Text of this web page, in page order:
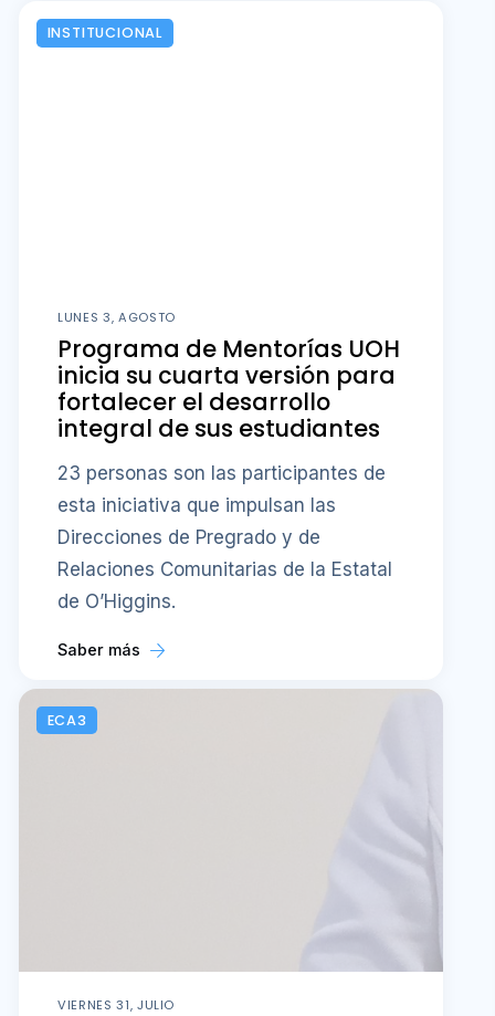
INSTITUCIONAL
LUNES 3, AGOSTO
Programa de Mentorías UOH
inicia su cuarta versión para
fortalecer el desarrollo
integral de sus estudiantes
23 personas son las participantes de
esta iniciativa que impulsan las
Direcciones de Pregrado y de
Relaciones Comunitarias de la Estatal
de O’Higgins.
Saber más
ECA3
VIERNES 31, JULIO